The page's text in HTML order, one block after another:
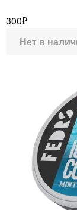
300₽
Нет в